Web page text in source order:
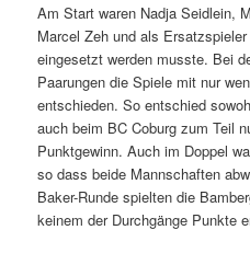
Am Start waren Nadja Seidlein,
Marcel Zeh und als
eingesetzt werden musste. Bei
Paarungen die Spiele mit nur
entschieden. So entschied
auch beim BC Coburg zum Teil
Punktgewinn. Auch im Doppel
so dass beide Mannschaften
Baker-Runde spielten die
keinem der Durchgänge Punkte